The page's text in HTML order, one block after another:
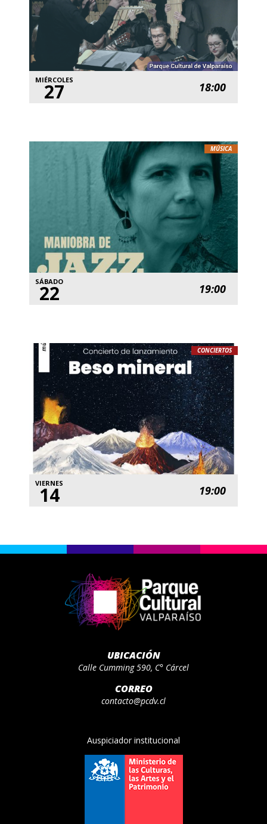
MIÉRCOLES
27 18:00
MÚSICA
SÁBADO
22 19:00
CONCIERTOS
VIERNES
14 19:00
UBICACIÓN
Calle Cumming 590, C° Cárcel
CORREO
contacto@pcdv.cl
Auspiciador institucional